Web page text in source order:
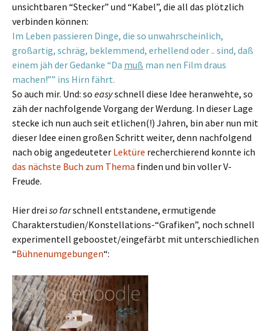
unsichtbaren “Stecker” und “Kabel”, die all das plötzlich
verbinden können:
Im Leben passieren Dinge, die so unwahrscheinlich,
großartig, schräg, beklemmend, erhellend oder .. sind, daß
einem jäh der Gedanke “Da muß man nen Film draus
machen!”” ins Hirn fährt.
So auch mir. Und: so easyschnell diese Idee heranwehte, so
zäh der nachfolgende Vorgang der Werdung. In dieser Lage
stecke ich nun auch seit etlichen(!) Jahren, bin aber nun mit
dieser Idee einen großen Schritt weiter, denn nachfolgend
nach obig angedeuteter Lektüre recherchierend konnte ich
das nächste Buch zum Thema finden und bin voller V-
Freude.
Hier drei so farschnell entstandene, ermutigende
Charakterstudien/Konstellations-“Grafiken”, noch schnell
experimentell geboostet/eingefärbt mit unterschiedlichen
“Bühnenumgebungen“: